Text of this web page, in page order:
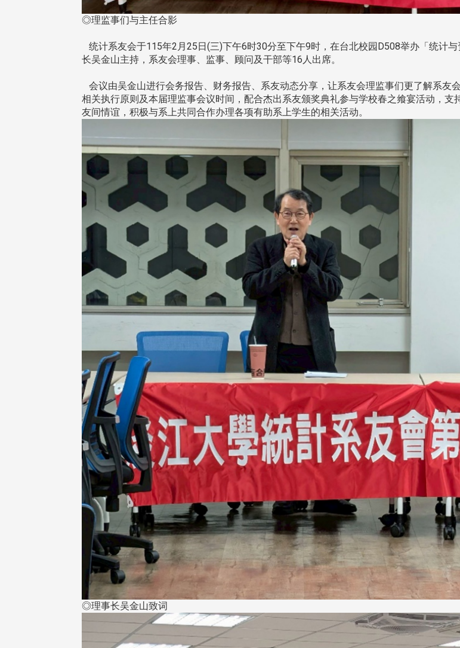
◎理监事们与主任合影
统计系友会于115年2月25日(三)下午6时30分至下午9时，在台北校园D508举办「统计
长吴金山主持，系友会理事、监事、顾问及干部等16人出席。
会议由吴金山进行会务报告、财务报告、系友动态分享，让系友会理监事们更了解系友
相关执行原则及本届理监事会议时间，配合杰出系友颁奖典礼参与学校春之飨宴活动，
友间情谊，积极与系上共同合作办理各项有助系上学生的相关活动。
◎理事长吴金山致词